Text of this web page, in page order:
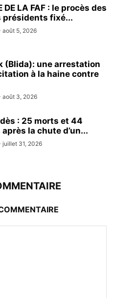
DE LA FAF : le procès des
présidents fixé...
août 5, 2026
(Blida): une arrestation
à la haine contre
août 3, 2026
: 25 morts et 44
la chute d’un...
juillet 31, 2026